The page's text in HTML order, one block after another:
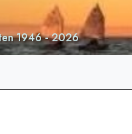
1946 - 2026